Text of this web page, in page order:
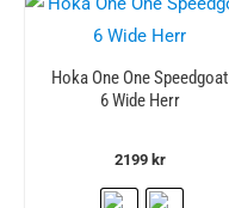
Hoka One One Speedgoat
6 Wide Herr
2199 kr